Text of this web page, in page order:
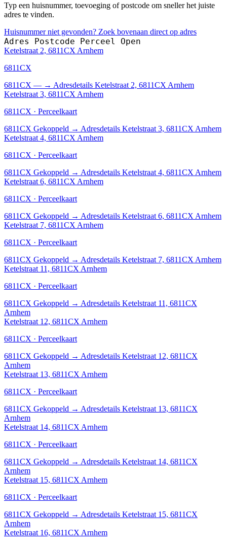
Typ een huisnummer, toevoeging of postcode om sneller het juiste
adres te vinden.
Huisnummer niet gevonden? Zoek bovenaan direct op adres
Adres Postcode Perceel Open
Ketelstraat 2, 6811CX Arnhem
6811CX
6811CX — → Adresdetails Ketelstraat 2, 6811CX Arnhem
Ketelstraat 3, 6811CX Arnhem
6811CX · Perceelkaart
6811CX Gekoppeld → Adresdetails Ketelstraat 3, 6811CX Arnhem
Ketelstraat 4, 6811CX Arnhem
6811CX · Perceelkaart
6811CX Gekoppeld → Adresdetails Ketelstraat 4, 6811CX Arnhem
Ketelstraat 6, 6811CX Arnhem
6811CX · Perceelkaart
6811CX Gekoppeld → Adresdetails Ketelstraat 6, 6811CX Arnhem
Ketelstraat 7, 6811CX Arnhem
6811CX · Perceelkaart
6811CX Gekoppeld → Adresdetails Ketelstraat 7, 6811CX Arnhem
Ketelstraat 11, 6811CX Arnhem
6811CX · Perceelkaart
6811CX Gekoppeld → Adresdetails Ketelstraat 11, 6811CX
Arnhem
Ketelstraat 12, 6811CX Arnhem
6811CX · Perceelkaart
6811CX Gekoppeld → Adresdetails Ketelstraat 12, 6811CX
Arnhem
Ketelstraat 13, 6811CX Arnhem
6811CX · Perceelkaart
6811CX Gekoppeld → Adresdetails Ketelstraat 13, 6811CX
Arnhem
Ketelstraat 14, 6811CX Arnhem
6811CX · Perceelkaart
6811CX Gekoppeld → Adresdetails Ketelstraat 14, 6811CX
Arnhem
Ketelstraat 15, 6811CX Arnhem
6811CX · Perceelkaart
6811CX Gekoppeld → Adresdetails Ketelstraat 15, 6811CX
Arnhem
Ketelstraat 16, 6811CX Arnhem